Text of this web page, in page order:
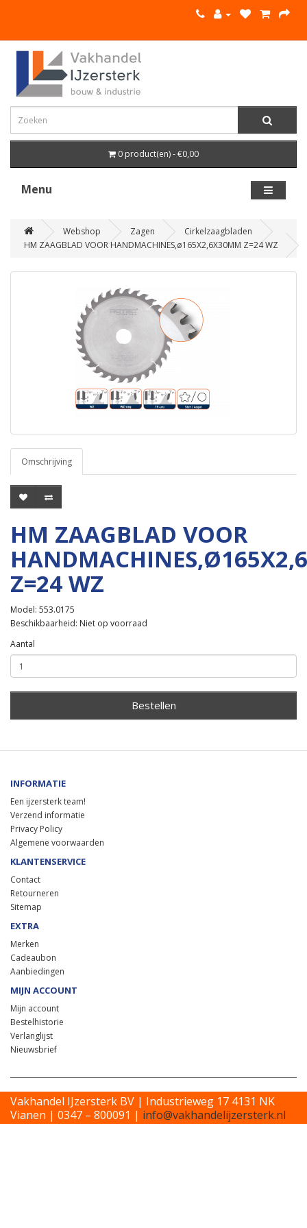
0 product(en) - €0,00
Menu
Webshop Zagen
Cirkelzaagbladen
HM ZAAGBLAD VOOR HANDMACHINES,ø165X2,6X30MM Z=24 WZ
Omschrijving
HM ZAAGBLAD VOOR
Z=24 WZ
Model: 553.0175
Beschikbaarheid: Niet op voorraad
Aantal
Bestellen
INFORMATIE
Een ijzersterk team!
Verzend informatie
Privacy Policy
Algemene voorwaarden
KLANTENSERVICE
Contact
Retourneren
Sitemap
EXTRA
Merken
Cadeaubon
Aanbiedingen
MIJN ACCOUNT
Mijn account
Bestelhistorie
Verlanglijst
Nieuwsbrief
Vakhandel IJzersterk BV | Industrieweg 17 4131 NK
Vianen | 0347 – 800091 | info@vakhandelijzersterk.nl